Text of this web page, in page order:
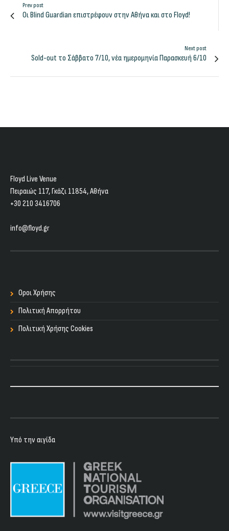
Prev post
Οι Blind Guardian επιστρέφουν στην Αθήνα και στο Floyd!
Next post
Sold-out το Σάββατο 7/10, νέα ημερομηνία Παρασκευή 6/10
Floyd Live Venue
Πειραιώς 117, Γκάζι 11854, Aθήνα
+30 210 3416706
info@floyd.gr
Οροι Χρήσης
Πολιτική Απορρήτου
Πολιτική Χρήσης Cookies
Υπό την αιγίδα